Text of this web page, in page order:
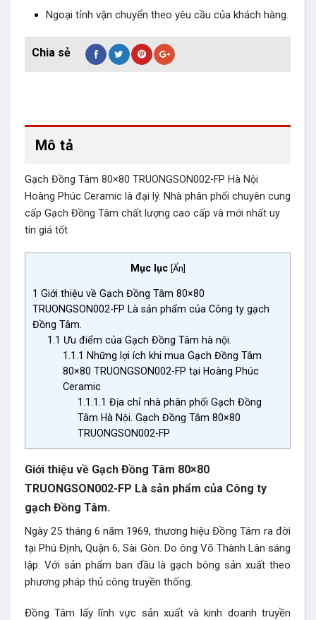
Ngoại tỉnh vận chuyển theo yêu cầu của khách hàng.
Mô tả
Gạch Đồng Tâm 80×80 TRUONGSON002-FP Hà Nội
Hoàng Phúc Ceramic là đại lý. Nhà phân phối chuyên cung
cấp Gạch Đồng Tâm chất lượng cao cấp và mới nhất uy
tín giá tốt.
Mục lục [Ẩn]
1 Giới thiệu về Gạch Đồng Tâm 80×80
TRUONGSON002-FP Là sản phẩm của Công ty gạch
Đồng Tâm.
1.1 Ưu điểm của Gạch Đồng Tâm hà nội.
1.1.1 Những lợi ích khi mua Gạch Đồng Tâm
80×80 TRUONGSON002-FP tại Hoàng Phúc
Ceramic
1.1.1.1 Địa chỉ nhà phân phối Gạch Đồng
Tâm Hà Nội. Gạch Đồng Tâm 80×80
TRUONGSON002-FP
Giới thiệu về Gạch Đồng Tâm 80×80
TRUONGSON002-FP Là sản phẩm của Công ty
gạch Đồng Tâm.
Ngày 25 tháng 6 năm 1969, thương hiệu Đồng Tâm ra đời
tại Phú Định, Quận 6, Sài Gòn. Do ông Võ Thành Lân sáng
lập. Với sản phẩm ban đầu là gạch bông sản xuất theo
phương pháp thủ công truyền thống.
Đồng Tâm lấy lĩnh vực sản xuất và kinh doanh truyền